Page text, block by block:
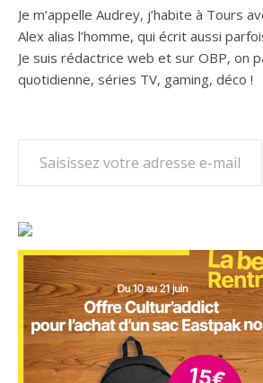
Je m’appelle Audrey, j’habite à Tours
Alex alias l’homme, qui écrit aussi
Je suis rédactrice web et sur OBP, on
quotidienne, séries TV, gaming, déco !